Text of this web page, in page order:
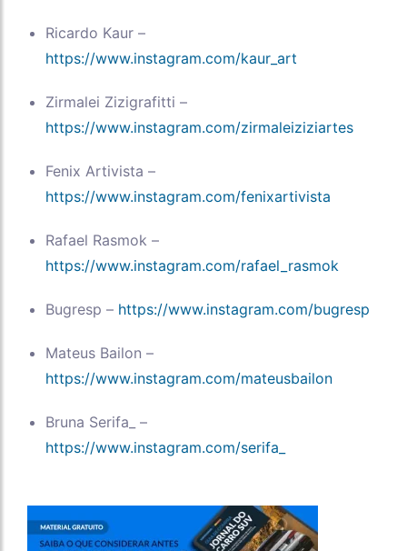
Ricardo Kaur –
https://www.instagram.com/kaur_art
Zirmalei Zizigrafitti –
https://www.instagram.com/zirmaleiziziartes
Fenix Artivista –
https://www.instagram.com/fenixartivista
Rafael Rasmok –
https://www.instagram.com/rafael_rasmok
Bugresp – https://www.instagram.com/bugresp
Mateus Bailon –
https://www.instagram.com/mateusbailon
Bruna Serifa_ –
https://www.instagram.com/serifa_